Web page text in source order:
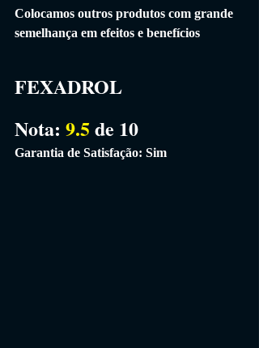
Colocamos outros produtos com grande
semelhança em efeitos e benefícios
FEXADROL
Nota: 9.5 de 10
Garantia de Satisfação: Sim